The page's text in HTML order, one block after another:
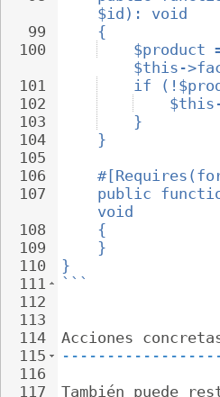
99
100
101
102
103
104
105
106
107
108
109
110
111
112
113
114
115
116
117
$id): void
{
$product
$this-
if
}
}
public
void
{
}
}
```
Acciones
También puede